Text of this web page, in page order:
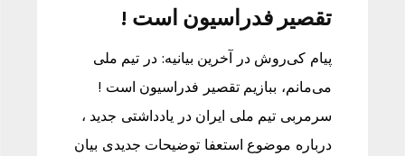
تقصیر فدراسیون است !
پیام کی‌روش در آخرین بیانیه: در تیم ملی
می‌مانم، ببازیم تقصیر فدراسیون است !
سرمربی تیم ملی ایران در یادداشتی جدید ،
درباره موضوع استعفا توضیحات جدیدی بیان